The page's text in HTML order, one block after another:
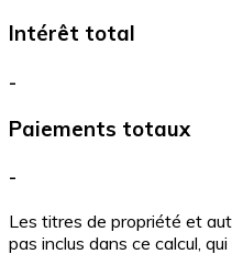
Intérêt total
-
Paiements totaux
-
Les titres de propriété et
pas inclus dans ce calcul,